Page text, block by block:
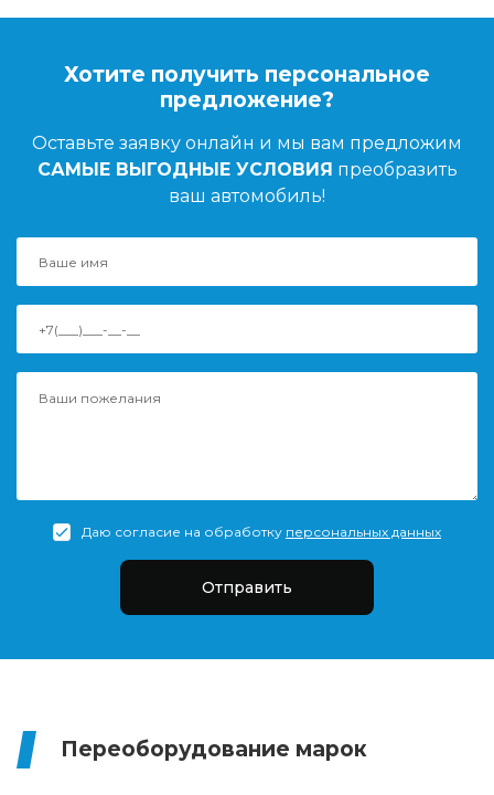
Хотите получить персональное
предложение?
Оставьте заявку онлайн и мы вам предложим
САМЫЕ ВЫГОДНЫЕ УСЛОВИЯ преобразить
ваш автомобиль!
Даю согласие на обработку персональных данных
Отправить
Переоборудование марок